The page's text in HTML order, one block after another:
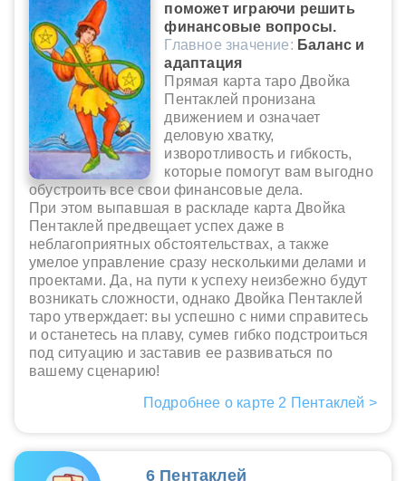
поможет играючи решить
финансовые вопросы.
Главное значение: Баланс и
адаптация
Прямая карта таро Двойка
Пентаклей пронизана
движением и означает
деловую хватку,
изворотливость и гибкость,
которые помогут вам выгодно
обустроить все свои финансовые дела.
При этом выпавшая в раскладе карта Двойка
Пентаклей предвещает успех даже в
неблагоприятных обстоятельствах, а также
умелое управление сразу несколькими делами и
проектами. Да, на пути к успеху неизбежно будут
возникать сложности, однако Двойка Пентаклей
таро утверждает: вы успешно с ними справитесь
и останетесь на плаву, сумев гибко подстроиться
под ситуацию и заставив ее развиваться по
вашему сценарию!
Подробнее о карте 2 Пентаклей >
6 Пентаклей